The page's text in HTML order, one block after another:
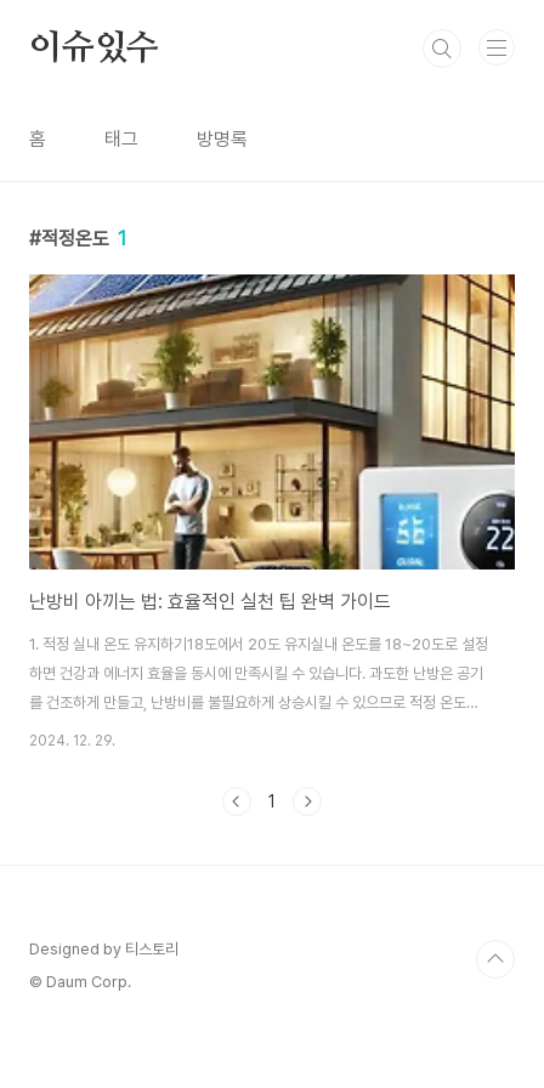
이슈있수
홈 태그 방명록
적정온도 1
난방비 아끼는 법: 효율적인 실천 팁 완벽 가이드
1. 적정 실내 온도 유지하기18도에서 20도 유지실내 온도를 18~20도로 설정
하면 건강과 에너지 효율을 동시에 만족시킬 수 있습니다. 과도한 난방은 공기
를 건조하게 만들고, 난방비를 불필요하게 상승시킬 수 있으므로 적정 온도를
유지하는 것이 중요합니다.온도 1도 낮추기실내 온도를 1도만 낮춰도 약 7%의
를 가져올 수 있으므로, 편안한 옷차림을 통해 체감 온도를 보완하며 효율적으
2024. 12. 29.
1
Designed by 티스토리
© Daum Corp.